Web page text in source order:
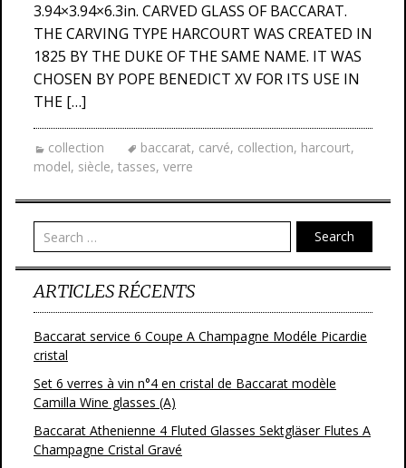
3.94×3.94×6.3in. CARVED GLASS OF BACCARAT.
THE CARVING TYPE HARCOURT WAS CREATED IN
1825 BY THE DUKE OF THE SAME NAME. IT WAS
CHOSEN BY POPE BENEDICT XV FOR ITS USE IN
THE […]
collection baccarat, carvé, collection, harcourt,
model, siècle, tasses, verre
Search
ARTICLES RÉCENTS
Baccarat service 6 Coupe A Champagne Modéle Picardie
cristal
Set 6 verres à vin n°4 en cristal de Baccarat modèle
Camilla Wine glasses (A)
Baccarat Athenienne 4 Fluted Glasses Sektgläser Flutes A
Champagne Cristal Gravé